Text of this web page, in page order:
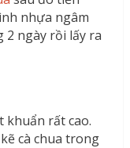
nhựa ngâm
2 ngày rồi lấy ra
khuẩn rất cao.
cà chua trong